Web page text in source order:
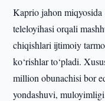
Kaprio jahon miqyosida
teleloyihasi orqali
chiqishlari ijtimoiy
ko‘rishlar to‘pladi.
million obunachisi bor
yondashuvi,